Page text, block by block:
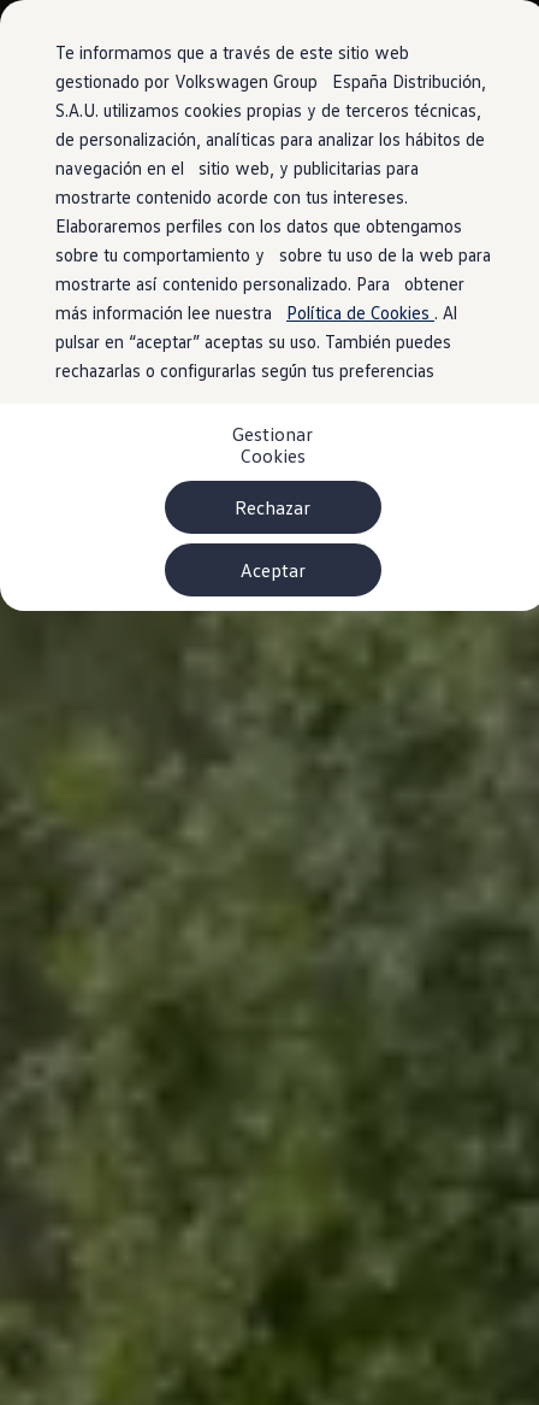
Te informamos que a través de este sitio web
gestionado por Volkswagen Group España Distribución,
S.A.U. utilizamos cookies propias y de terceros técnicas,
de personalización, analíticas para analizar los hábitos de
navegación en el sitio web, y publicitarias para
mostrarte contenido acorde con tus intereses.
Elaboraremos perfiles con los datos que obtengamos
sobre tu comportamiento y sobre tu uso de la web para
mostrarte así contenido personalizado. Para obtener
más información lee nuestra Política de Cookies . Al
pulsar en “aceptar” aceptas su uso. También puedes
rechazarlas o configurarlas según tus preferencias
Aceptar
Rechazar
Gestionar
Cookies
Ir
directamente
al contenido
Ir
directamente
al pie de
página
ComercialesConoce todos los modelos
Configura todos los modelos
Ver todos los modelos
Ver todos los modelos
Soluciones estandarizadas
Campers
Ofertas y stock
Ofertas para profesionales
Volkswagen nuevo en stock
Volkswagen de ocasión en stock
Ofertas para particulares
Volkswagen nuevo en stock
Volkswagen de ocasión
Eléctricos e híbridos
Simulador de autonomía
Simulador de carga
Ventajas para profesionales
Ventajas para particulares
Profesionales
My Leasing
Financiación Estándar
Financiación para Volkswagen de ocasión
Seguros
Volkswagen 4Business
Financiación Estándar
Financiación para Volkswagen de ocasión
My Renting
Actualización de software
Ventajas Servicio Oficial
Plan de mantenimiento
Asistencia y garantía
Asistencia en carretera
Ventajas para profesionales
Vehículo de sustitución
Recogida y entrega del vehículo
Ofertas posventa
Información sobre EA189
Reciclaje de vehículos